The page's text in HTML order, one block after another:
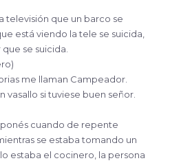
televisión que un barco se
está viendo la tele se suicida,
se suicida.
me llaman Campeador.
vasallo si tuviese buen señor.
cuando de repente
se estaba tomando un
estaba el cocinero, la persona